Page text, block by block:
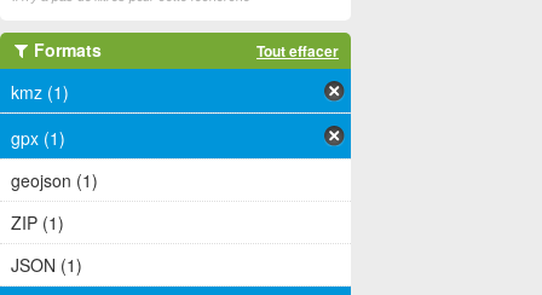
Formats Tout effacer
kmz (1)
gpx (1)
geojson (1)
ZIP (1)
JSON (1)